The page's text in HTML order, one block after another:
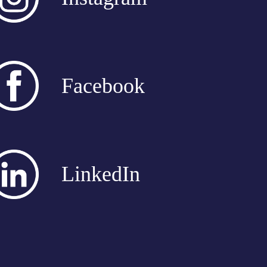
Facebook
LinkedIn